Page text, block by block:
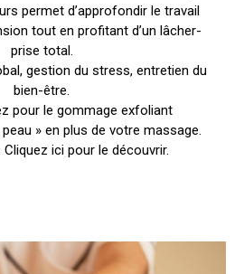
permet d’approfondir le travail
tout en profitant d’un lâcher-
prise total.
gestion du stress, entretien du
bien-être.
pour le gommage exfoliant
» en plus de votre massage.
Cliquez ici pour le découvrir.